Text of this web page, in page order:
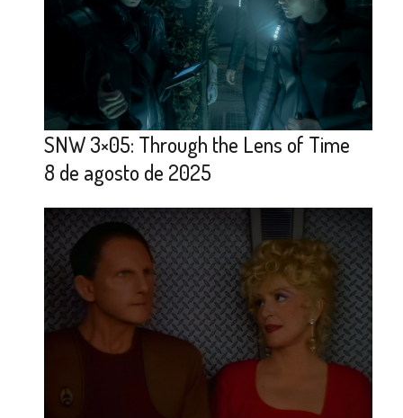
SNW 3×05: Through the Lens of Time
8 de agosto de 2025